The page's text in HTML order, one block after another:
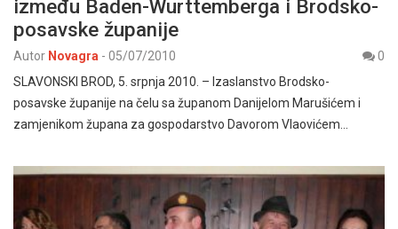
između Baden-Wurttemberga i Brodsko-
posavske županije
Autor Novagra - 05/07/2010
0
SLAVONSKI BROD, 5. srpnja 2010. – Izaslanstvo Brodsko-
posavske županije na čelu sa županom Danijelom Marušićem i
zamjenikom župana za gospodarstvo Davorom Vlaovićem…